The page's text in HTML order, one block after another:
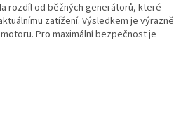
rozdíl od běžných generátorů, které
zatížení. Výsledkem je výrazně
Pro maximální bezpečnost je